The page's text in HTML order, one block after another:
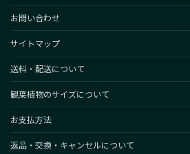
お問い合わせ
サイトマップ
送料・配送について
観葉植物のサイズについて
お支払方法
返品・交換・キャンセルについて